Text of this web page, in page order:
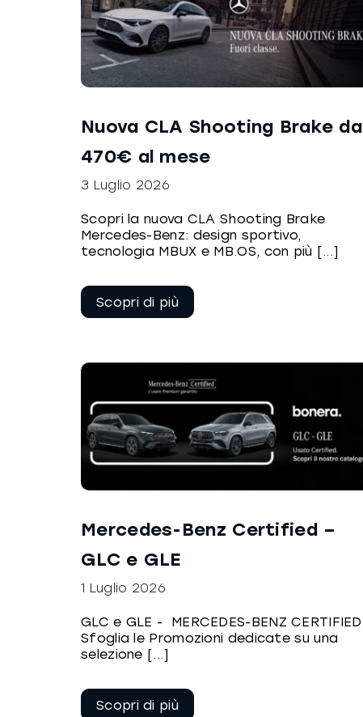
Nuova CLA Shooting Brake da
470€ al mese
3 Luglio 2026
Scopri la nuova CLA Shooting Brake
Mercedes-Benz: design sportivo,
tecnologia MBUX e MB.OS, con più [...]
Continua a
leggere
Mercedes-Benz Certified –
GLC e GLE
1 Luglio 2026
GLC e GLE - MERCEDES-BENZ CERTIFIED
Sfoglia le Promozioni dedicate su una
selezione [...]
Continua a